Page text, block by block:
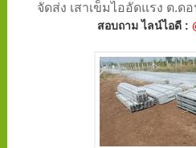
จัดส่ง เสาเข็มไออัดแรง ต.ด
สอบถาม ไลน์ไอดี :